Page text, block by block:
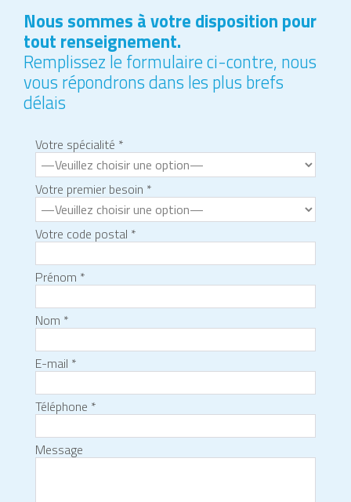
Nous sommes à votre disposition pour
tout renseignement.
Remplissez le formulaire ci-contre, nous
vous répondrons dans les plus brefs
délais
In the bustling realm of medical
Votre spécialité *
Votre premier besoin *
Votre code postal *
Prénom *
Nom *
E-mail *
Téléphone *
Message